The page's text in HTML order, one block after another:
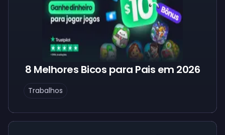
8 Melhores Bicos para Pais em 2026
Trabalhos